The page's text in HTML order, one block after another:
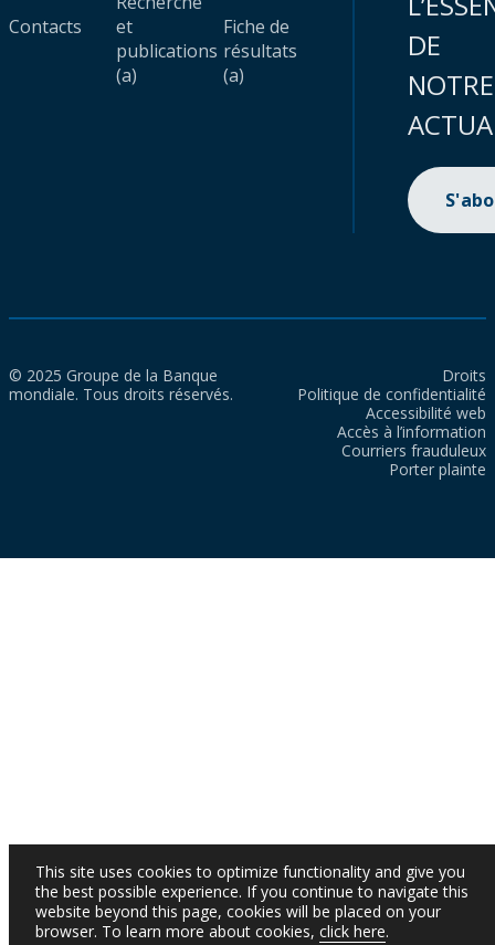
Contacts
et
publications
(a)
Fiche de
résultats
(a)
DE
NOTRE
© 2025 Groupe de la Banque
mondiale. Tous droits réservés.
Droits
Politique de confidentialité
Accessibilité web
Accès à l’information
Courriers frauduleux
Porter plainte
This site uses cookies to optimize functionality and give you
the best possible experience. If you continue to navigate this
website beyond this page, cookies will be placed on your
browser. To learn more about cookies, click here.